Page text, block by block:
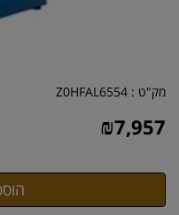
מק"ט : Z0HFAL6554
₪7,957